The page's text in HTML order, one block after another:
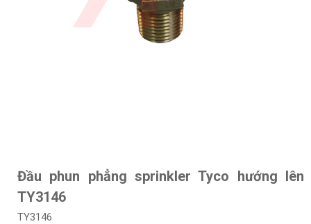
Đầu phun phẳng sprinkler Tyco hướng lên
TY3146
TY3146